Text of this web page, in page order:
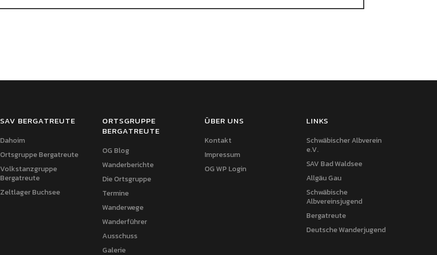
SAV BERGATREUTE
Dahoim
Ortsgruppe Bergatreute
Volkstanzgruppe
Bergatreute
Zeltlager Buchsee
ORTSGRUPPE
BERGATREUTE
OG Blog
Wanderberichte
Die Ortsgruppe
Termine
Wanderwege
Wanderführer
Ausschuss
Galerie
ÜBER UNS
Kontakt
Impressum
OG WP Login
LINKS
Schwäbischer Albverein
e.V.
SAV Bad Waldsee
Allgäu Gau
Schwäbische
Albvereinsjugend
Bergatreute
Deutsche Wanderjugend